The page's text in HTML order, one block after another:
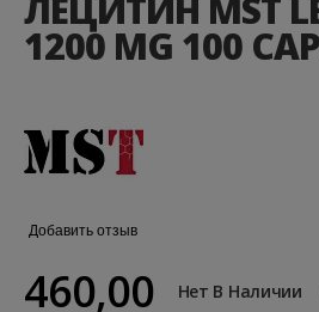
ЛЕЦИТИН MST
1200 MG 100
Добавить отзыв
460,00 Нет В Наличии